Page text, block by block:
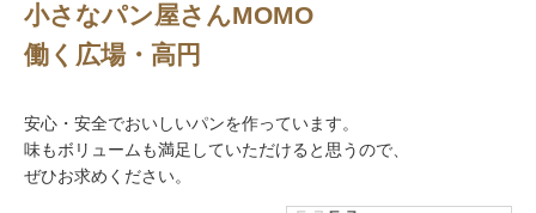
小さなパン屋さんMOMO
働く広場・高円
安心・安全でおいしいパンを作っています。
味もボリュームも満足していただけると思うので、
ぜひお求めください。